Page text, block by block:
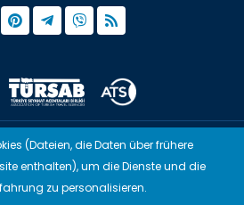
2015 - 2026,Tourwix.de
Arbeitet mit
(Dateien, die Daten über frühere
enthalten), um die Dienste und die
zu personalisieren.